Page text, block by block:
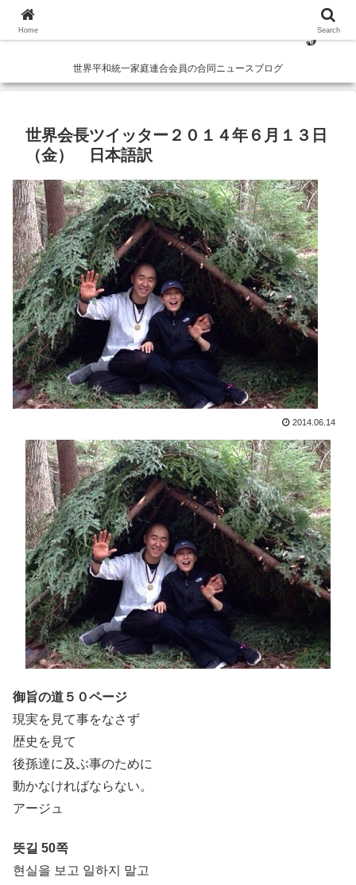
世界平和統一家庭連合会員の合同ニュースブログ
世界会長ツイッター２０１４年６月１３日
（金） 日本語訳
2014.06.14
御旨の道５０ページ
現実を見て事をなさず
歴史を見て
後孫達に及ぶ事のために
動かなければならない。
アージュ
뜻길 50쪽
현실을 보고 일하지 말고
Home Search